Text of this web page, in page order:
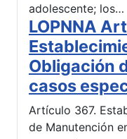
adolescente; los…
LOPNNA
Obligación
casos
Artículo 367.
de Manutención